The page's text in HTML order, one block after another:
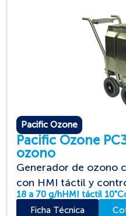
Pacific Ozone
Pacific Ozone
ozono
Generador de ozono
con HMI táctil y
18 a 70 g/hHMI táctil 10"
Ficha Técnica